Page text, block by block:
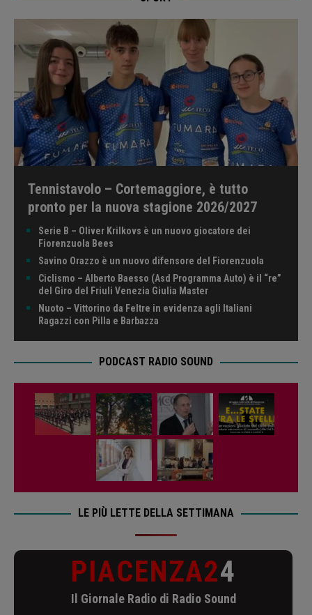
Tennistavolo – Cortemaggiore, è tutto
pronto per la nuova stagione 2026/2027
Serie B – Oliver Krilkovs è un nuovo giocatore dei
Fiorenzuola Bees
Savino Orazzo è un nuovo difensore del Fiorenzuola
Ciclismo – Alberto Baesso (Asd Programma Auto) è il “re”
del Giro del Friuli Venezia Giulia Master
Nuoto – Vittorino da Feltre in evidenza agli Italiani
Ragazzi con Pilla e Barbazza
PODCAST RADIO SOUND
LE PIÙ LETTE DELLA SETTIMANA
PIACENZA24
Il Giornale Radio di Radio Sound